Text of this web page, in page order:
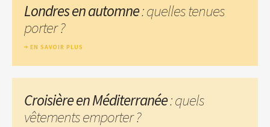
Londres en automne: quelles tenues
porter ?
EN SAVOIR PLUS
Croisière en Méditerranée: quels
vêtements emporter ?